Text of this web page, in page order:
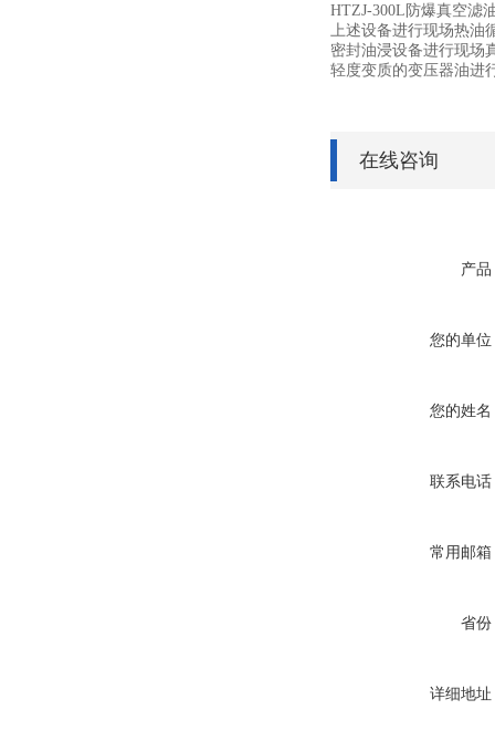
HTZJ-300L防爆真空滤
上述设备进行现场热油
密封油浸设备进行现场
轻度变质的变压器油进
在线咨询
产品
您的单位
您的姓名
联系电话
常用邮箱
省份
详细地址